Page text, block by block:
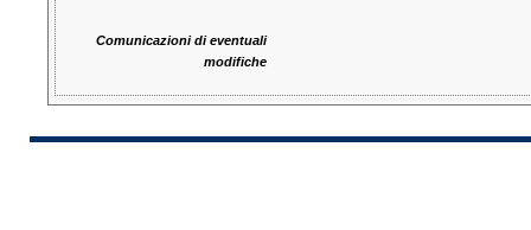
Comunicazioni di eventuali
modifiche